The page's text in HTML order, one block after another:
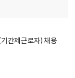
간제근로자) 채용